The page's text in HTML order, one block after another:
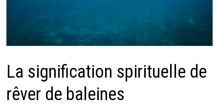
La signification spirituelle de
rêver de baleines